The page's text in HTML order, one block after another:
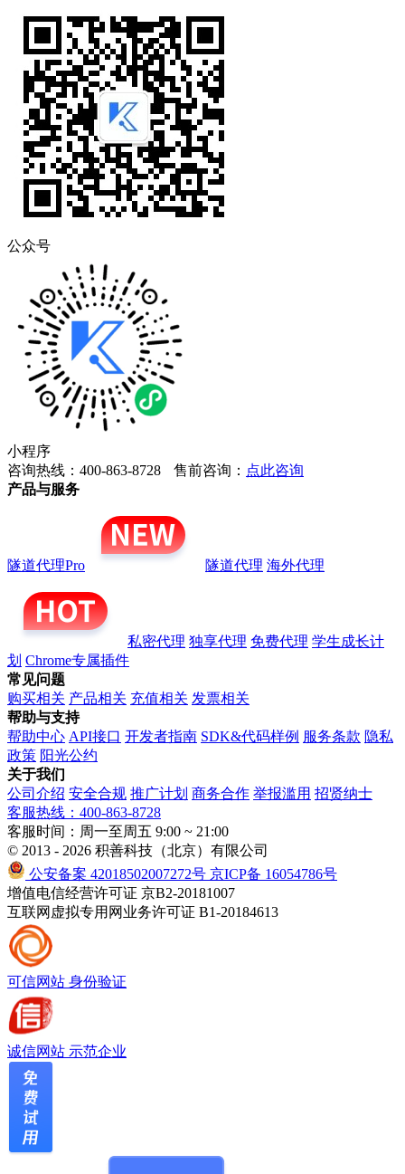
公众号
小程序
咨询热线：400-863-8728
售前咨询： 点此咨询
产品与服务
隧道代理Pro 隧道代理 海外代理
私密代理 独享代理 免费代理 学生成长计
划 Chrome专属插件
常见问题
购买相关 产品相关 充值相关 发票相关
帮助与支持
帮助中心 API接口 开发者指南 SDK&代码样例 服务条款 隐私
政策 阳光公约
关于我们
公司介绍 安全合规 推广计划 商务合作 举报滥用 招贤纳士
客服热线：400-863-8728
客服时间：周一至周五 9:00 ~ 21:00
© 2013 - 2026 积善科技（北京）有限公司
公安备案 42018502007272号 京ICP备 16054786号
增值电信经营许可证 京B2-20181007
互联网虚拟专用网业务许可证 B1-20184613
可信网站 身份验证
诚信网站 示范企业